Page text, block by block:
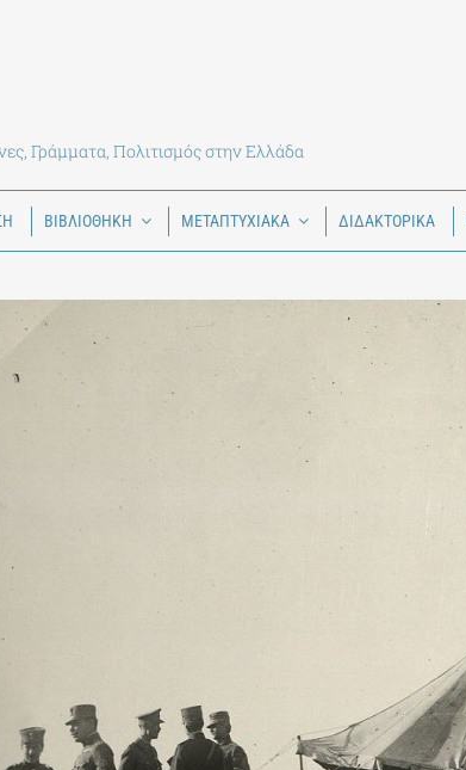
Γράμματα, Πολιτισμός στην Ελλάδα
ΒΙΒΛΙΟΘΗΚΗ ΜΕΤΑΠΤΥΧΙΑΚΑ ΔΙΔΑΚΤΟΡΙΚΑ